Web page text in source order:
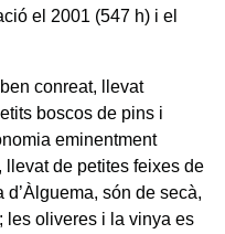
el 2001 (547 h) i el
conreat, llevat
boscos de pins i
eminentment
de petites feixes de
són de secà,
les oliveres i la vinya es